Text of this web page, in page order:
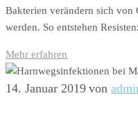
Bakterien verändern sich von
werden. So entstehen
Mehr erfahren
14. Januar 2019 von